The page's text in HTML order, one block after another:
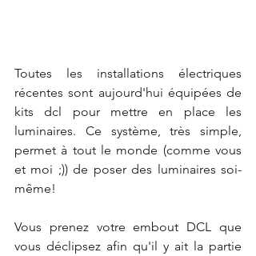
Toutes les installations électriques
récentes sont aujourd'hui équipées de
kits dcl pour mettre en place les
luminaires. Ce système, très simple,
permet à tout le monde (comme vous
et moi ;)) de poser des luminaires soi-
même!
Vous prenez votre embout DCL que
vous déclipsez afin qu'il y ait la partie